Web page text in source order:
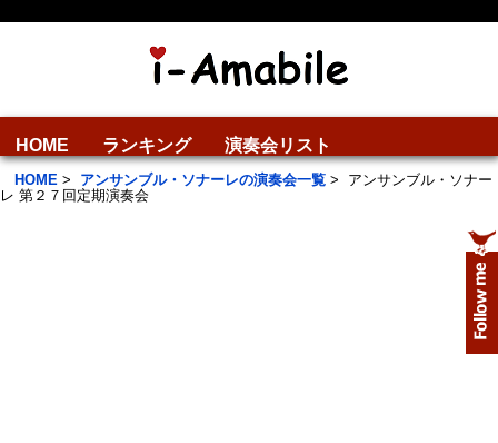
HOME ランキング 演奏会リスト
HOME > アンサンブル・ソナーレの演奏会一覧 > アンサンブル・ソナー
レ 第２７回定期演奏会